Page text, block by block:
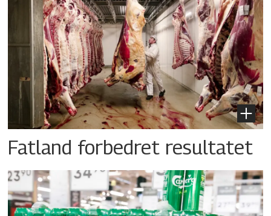
Fatland forbedret resultatet